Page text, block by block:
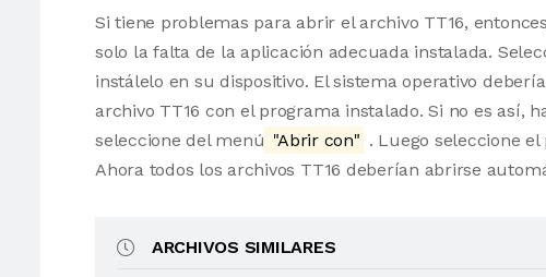
Si tiene problemas para abrir el archivo TT16,
solo la falta de la aplicación adecuada instalada.
instálelo en su dispositivo. El sistema operativo
archivo TT16 con el programa instalado. Si no es así,
seleccione del menú "Abrir con" . Luego seleccione
Ahora todos los archivos TT16 deberían abrirse
ARCHIVOS SIMILARES